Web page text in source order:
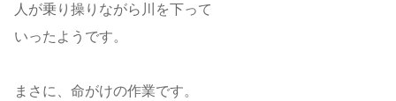
人が乗り操りながら川を下って
いったようです。
まさに、命がけの作業です。